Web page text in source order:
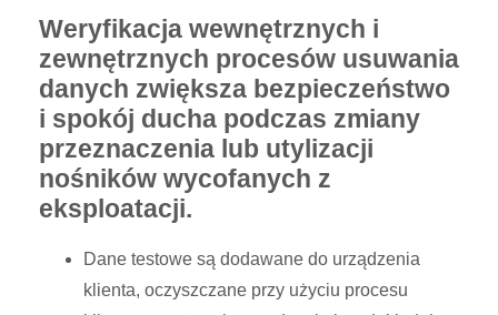
Weryfikacja wewnętrznych i
zewnętrznych procesów usuwania
danych zwiększa bezpieczeństwo
i spokój ducha podczas zmiany
przeznaczenia lub utylizacji
nośników wycofanych z
eksploatacji.
Dane testowe są dodawane do urządzenia
klienta, oczyszczane przy użyciu procesu